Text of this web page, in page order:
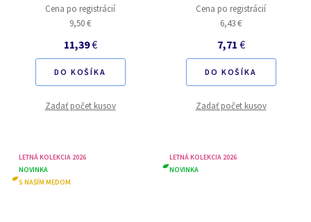
Cena po registrácií
9,50 €
11,39€
DO KOŠÍKA
Zadať počet kusov
Cena po registrácií
6,43 €
7,71 €
DO KOŠÍKA
Zadať počet kusov
LETNÁ KOLEKCIA 2026
NOVINKA
S NAŠÍM MEDOM
LETNÁ KOLEKCIA 2026
NOVINKA